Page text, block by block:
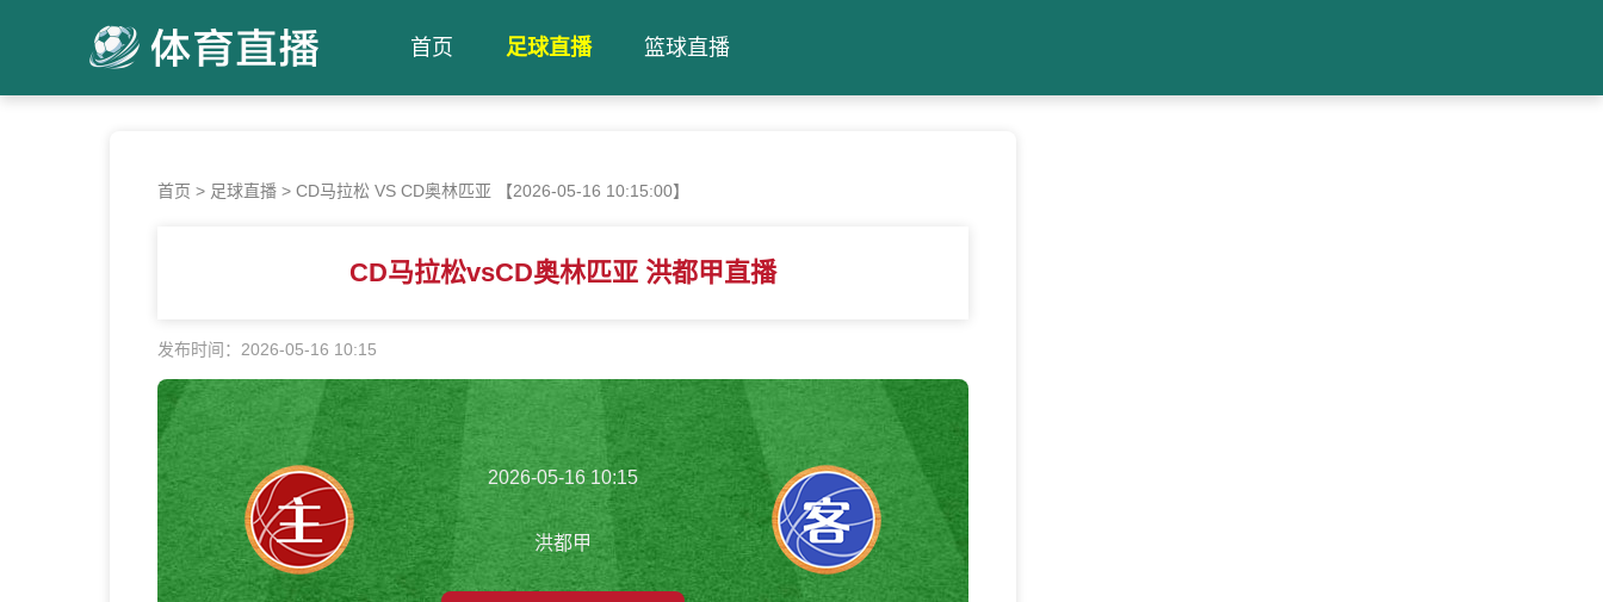
首页 足球直播 篮球直播
首页 > 足球直播 > CD马拉松 VS CD奥林匹亚 【2026-05-16 10:15:00】
CD马拉松vsCD奥林匹亚 洪都甲直播
发布时间：2026-05-16 10:15
2026-05-16 10:15
洪都甲